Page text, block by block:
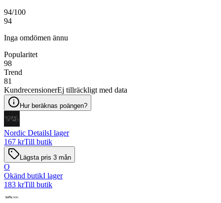
94/100
94
Inga omdömen ännu
Popularitet
98
Trend
81
KundrecensionerEj tillräckligt med data
Hur beräknas poängen?
Nordic DetailsI lager
167 krTill butik
Lägsta pris 3 mån
O
Okänd butikI lager
183 krTill butik